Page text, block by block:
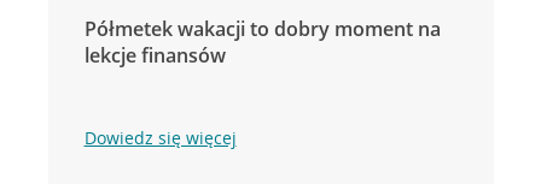
Półmetek wakacji to dobry moment na
lekcje finansów
Dowiedz się więcej